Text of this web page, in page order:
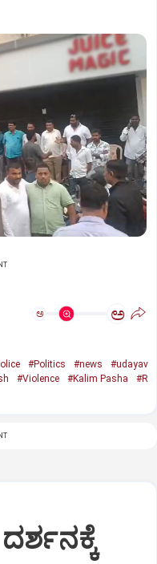
ಅ ಅ
#Politics #news
#udayav
#Violence #Kalim Pasha
#R